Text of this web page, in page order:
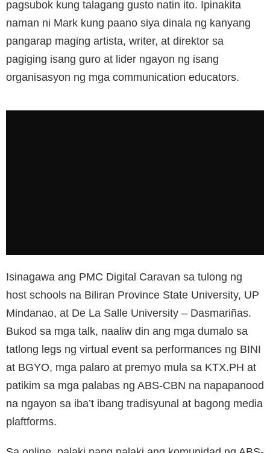
pagsubok kung talagang gusto natin ito. Ipinakita
naman ni Mark kung paano siya dinala ng kanyang
pangarap maging artista, writer, at direktor sa
pagiging isang guro at lider ngayon ng isang
organisasyon ng mga communication educators.
Isinagawa ang PMC Digital Caravan sa tulong ng
host schools na Biliran Province State University, UP
Mindanao, at De La Salle University – Dasmariñas.
Bukod sa mga talk, naaliw din ang mga dumalo sa
tatlong legs ng virtual event sa performances ng BINI
at BGYO, mga palaro at premyo mula sa KTX.PH at
patikim sa mga palabas ng ABS-CBN na napapanood
na ngayon sa iba’t ibang tradisyunal at bagong media
plaftforms.